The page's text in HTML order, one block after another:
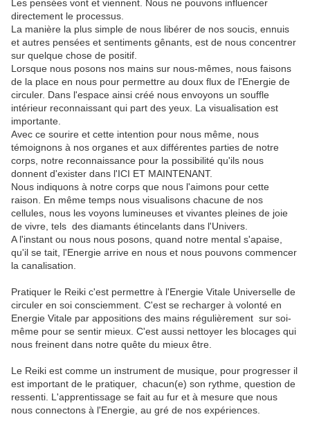
Les pensées vont et viennent. Nous ne pouvons influencer
directement le processus.
La manière la plus simple de nous libérer de nos soucis, ennuis
et autres pensées et sentiments gênants, est de nous concentrer
sur quelque chose de positif.
Lorsque nous posons nos mains sur nous-mêmes, nous faisons
de la place en nous pour permettre au doux flux de l'Energie de
circuler. Dans l'espace ainsi créé nous envoyons un souffle
intérieur reconnaissant qui part des yeux. La visualisation est
importante.
Avec ce sourire et cette intention pour nous même, nous
témoignons à nos organes et aux différentes parties de notre
corps, notre reconnaissance pour la possibilité qu'ils nous
donnent d'exister dans l'ICI ET MAINTENANT.
Nous indiquons à notre corps que nous l'aimons pour cette
raison. En même temps nous visualisons chacune de nos
cellules, nous les voyons lumineuses et vivantes pleines de joie
de vivre, tels des diamants étincelants dans l'Univers.
A l'instant ou nous nous posons, quand notre mental s'apaise,
qu'il se tait, l'Energie arrive en nous et nous pouvons commencer
la canalisation.
Pratiquer le Reiki c'est permettre à l'Energie Vitale Universelle de
circuler en soi consciemment. C'est se recharger à volonté en
Energie Vitale par appositions des mains régulièrement sur soi-
même pour se sentir mieux. C'est aussi nettoyer les blocages qui
nous freinent dans notre quête du mieux être.
Le Reiki est comme un instrument de musique, pour progresser il
est important de le pratiquer, chacun(e) son rythme, question de
ressenti. L'apprentissage se fait au fur et à mesure que nous
nous connectons à l'Energie, au gré de nos expériences.